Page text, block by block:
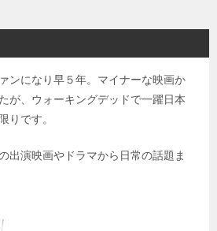
ンになり早５年。マイナーな映画か
が、ウォーキングデッドで一躍日本
りです。
出演映画やドラマから日常の話題ま